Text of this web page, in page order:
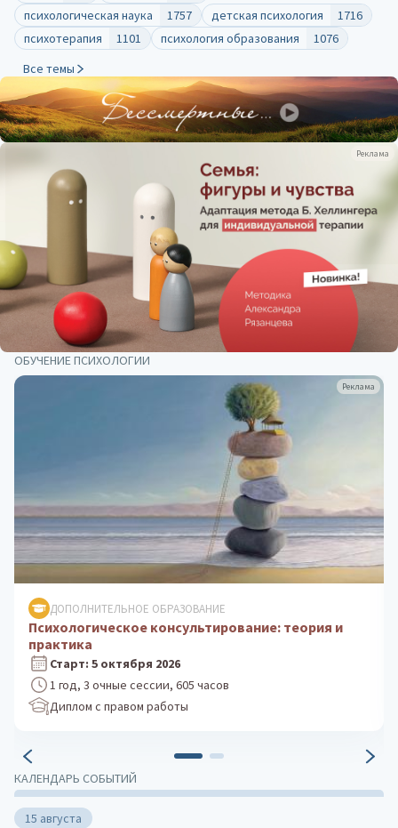
Реклама
психологическая наука
1757 детская психология
1716
психотерапия
1101 психология образования
1076
Все темы
КАЛЕНДАРЬ СОБЫТИЙ
15 августа
ОБУЧЕНИЕ ПСИХОЛОГИИ
Реклама
ДОПОЛНИТЕЛЬНОЕ ОБРАЗОВАНИЕ
Клиническая психология: практика
психологического консультирования
Старт: 24 августа 2026
1 год, 3 очные сессии, 605 часов
Диплом с правом работы